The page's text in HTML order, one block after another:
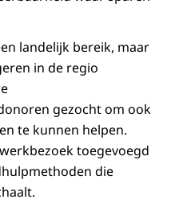
landelijk bereik, maar
in de regio
gezocht om ook
te kunnen helpen.
toegevoegd
die